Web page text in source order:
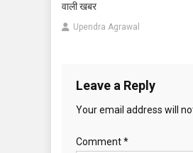
वाली खबर
Upendra Agrawal
Leave a Reply
Your email address will
Comment*